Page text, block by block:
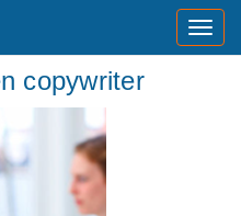
copywriter